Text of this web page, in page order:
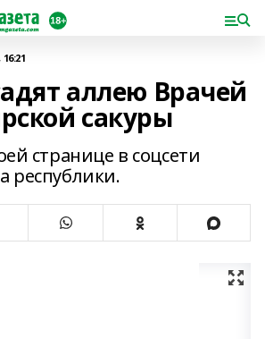
аллею Врачей
сакуры
странице в соцсети
республики.